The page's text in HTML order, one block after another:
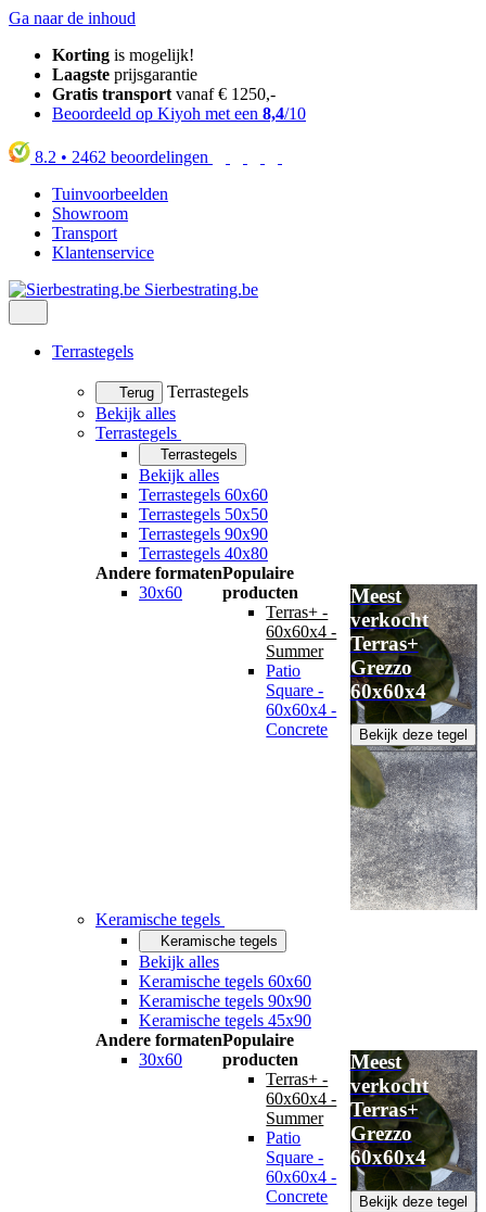
Ga naar de inhoud
Korting is mogelijk!
Laagste prijsgarantie
Gratis transport vanaf € 1250,-
Beoordeeld op Kiyoh met een 8,4/10
8.2 • 2462 beoordelingen
Tuinvoorbeelden
Showroom
Transport
Klantenservice
Sierbestrating.be
Terrastegels
Terug
Terrastegels
Bekijk alles
Terrastegels
Terrastegels
Bekijk alles
Terrastegels 60x60
Terrastegels 50x50
Terrastegels 90x90
Terrastegels 40x80
Andere formaten
30x60
Populaire
producten
Terras+ -
60x60x4 -
Summer
Patio
Square -
60x60x4 -
Concrete
Meest
verkocht
Terras+
Grezzo
60x60x4
Bekijk deze tegel
Keramische tegels
Keramische tegels
Bekijk alles
Keramische tegels 60x60
Keramische tegels 90x90
Keramische tegels 45x90
Andere formaten
30x60
Populaire
producten
Terras+ -
60x60x4 -
Summer
Patio
Square -
60x60x4 -
Concrete
Meest
verkocht
Terras+
Grezzo
60x60x4
Bekijk deze tegel